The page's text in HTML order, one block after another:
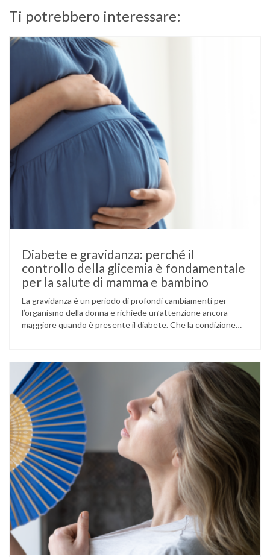
Ti potrebbero interessare:
Diabete e gravidanza: perché il
controllo della glicemia è fondamentale
per la salute di mamma e bambino
La gravidanza è un periodo di profondi cambiamenti per
l’organismo della donna e richiede un’attenzione ancora
maggiore quando è presente il diabete. Che la condizione
volta durante la gestazione (diabete gestazionale),
mantenere …